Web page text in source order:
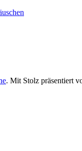
. Mit Stolz präsentiert